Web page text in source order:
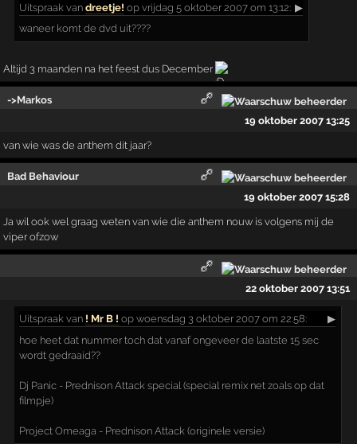
Uitspraak vandreetje! op vrijdag 5 oktober 2007 om 13:12: ▶
waneer komt de dvd uit????
Altijd 3 maanden na het feest dus December
->Markos
19 oktober 2007 13:25
van wie was de anthem dit jaar?
Bad Behaviour
19 oktober 2007 15:28
Ja wil ook wel graag weten van wie die anthem nouw is volgens mij de
viper ofzow
22 oktober 2007 13:51
Uitspraak van ! Mr B ! op woensdag 3 oktober 2007 om 22:58:
▶
hoe heet dat nummer toch dat vanaf ongeveer de laatste 15 sec
wordt gedraaid??
Dj Panic - Prednison Attack special (special remix net zoals op dat
filmpje)
Project Omeaga - Prednison Attack (originele versie)